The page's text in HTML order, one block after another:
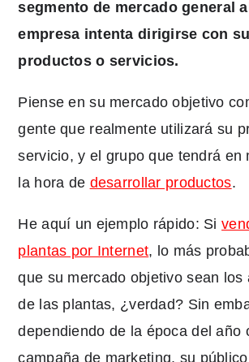
segmento de mercado general
empresa intenta dirigirse con
productos o servicios.
Piense en su mercado objetivo
gente que realmente utilizará su
servicio, y el grupo que tendrá en
la hora de desarrollar productos.
He aquí un ejemplo rápido: Si
plantas por Internet, lo más
que su mercado objetivo sean los
de las plantas, ¿verdad? Sin
dependiendo de la época del año
campaña de marketing, su